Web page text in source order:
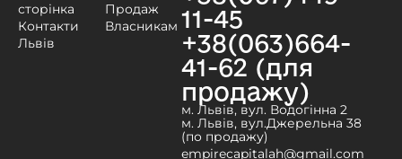
сторінка
Контакти
Львів
Продаж
Власникам 11-45
+38(063)664-
41-62 (для
продажу)
м. Львів, вул. Водогінна 2
м. Львів, вул.Джерельна 38
(по продажу)
empirecapitalah@gmail.com